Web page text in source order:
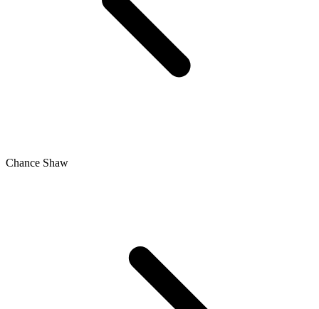
Chance Shaw